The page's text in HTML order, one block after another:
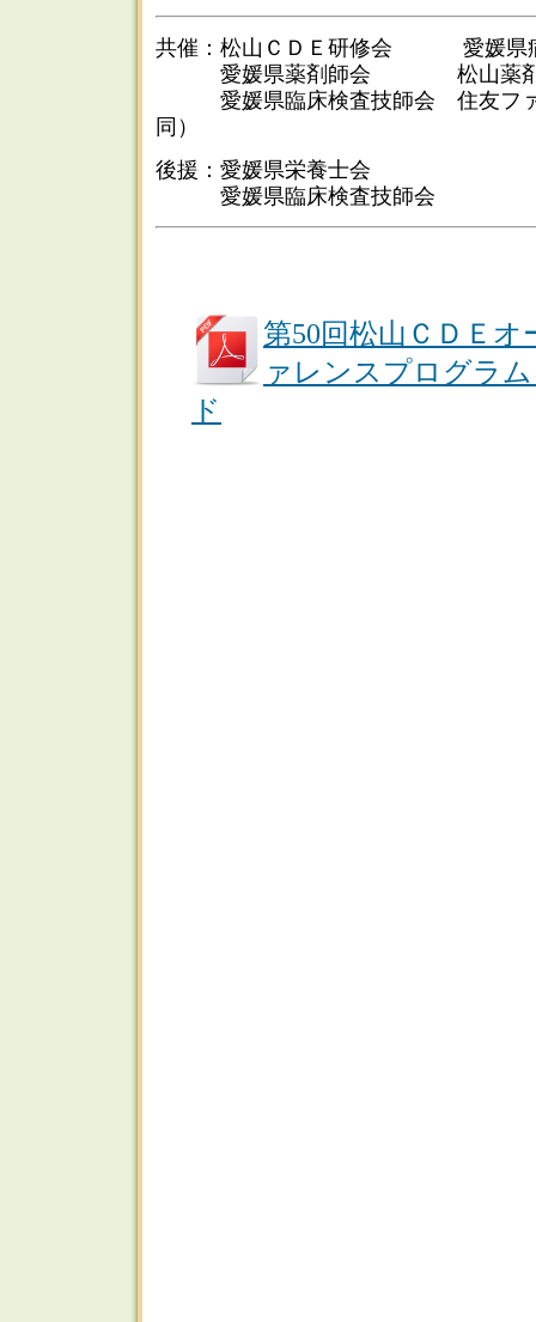
共催：松山ＣＤＥ研修会 愛媛県
愛媛県薬剤師会 松山薬剤
愛媛県臨床検査技師会 住友ファ
同）
後援：愛媛県栄養士会
愛媛県臨床検査技師会
第50回松山ＣＤＥ
ァレンスプログラ
ド